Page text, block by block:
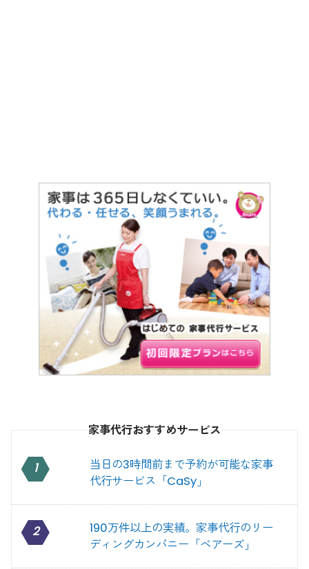
家事代行おすすめサービス
1
当日の3時間前まで予約が可能な家事
代行サービス「CaSy」
2
190万件以上の実績。家事代行のリー
ディングカンパニー「ベアーズ」